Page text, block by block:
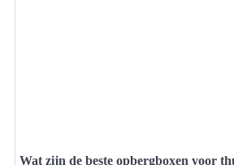
Wat zijn de beste opbergboxen voor